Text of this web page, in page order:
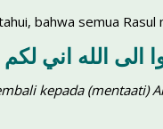
bahwa semua Rasul
الى الله اني
kepada (mentaati)Al